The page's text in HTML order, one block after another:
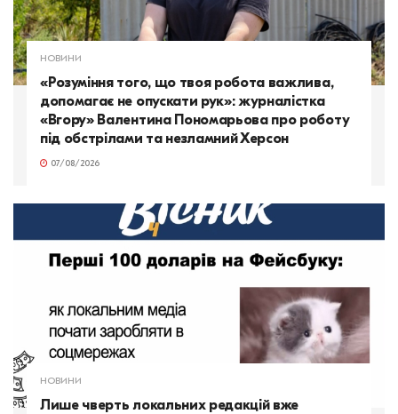
НОВИНИ
«Розуміння того, що твоя робота важлива,
допомагає не опускати рук»: журналістка
«Вгору» Валентина Пономарьова про роботу
під обстрілами та незламний Херсон
07/08/2026
НОВИНИ
Лише чверть локальних редакцій вже